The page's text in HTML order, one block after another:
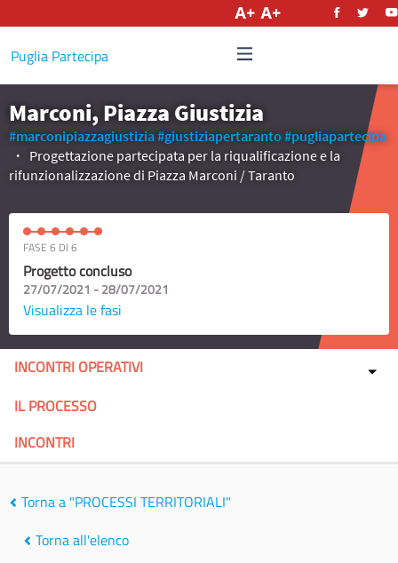
Puglia Partecipa
Marconi, Piazza Giustizia
#marconipiazzagiustizia#giustiziapertaranto #pugliapartecipa
Progettazione partecipata per la riqualificazione e la
rifunzionalizzazione di Piazza Marconi / Taranto
FASE 6 DI 6
Progetto concluso
27/07/2021 - 28/07/2021
Visualizza le fasi
INCONTRI OPERATIVI
IL PROCESSO
INCONTRI
Torna a "PROCESSI TERRITORIALI"
Torna all'elenco